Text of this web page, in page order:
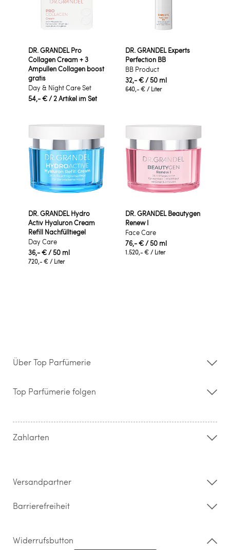
DR. GRANDEL Pro
Collagen Cream + 3
Ampullen Collagen boost
gratis
Day & Night Care Set
54,- €/ 2 Artikel im Set
DR. GRANDEL Experts
Perfection BB
BB Product
32,- €/ 50 ml
640,- € / Liter
DR. GRANDEL Hydro
Activ Hyaluron Cream
Refill Nachfülltiegel
Day Care
36,- €/ 50 ml
720,- € / Liter
DR. GRANDEL Beautygen
Renew I
Face Care
76,- €/ 50 ml
1.520,- € / Liter
Über Top Parfümerie
Storefinder
Kontakt
Widerrufsrecht & Rückgabebedingungen
Top Parfümerie folgen
Zahlarten
Versandpartner
Barrierefreiheit
Widerrufsbutton